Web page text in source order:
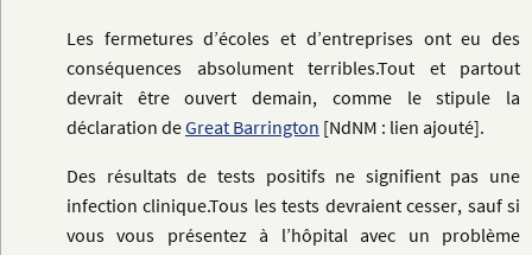
Les fermetures d’écoles et d’entreprises ont eu des
conséquences absolument terribles.Tout et partout
devrait être ouvert demain, comme le stipule la
déclaration deGreat Barrington [NdNM : lien ajouté].
Des résultats de tests positifs ne signifient pas une
infection clinique.Tous les tests devraient cesser, sauf si
vous vous présentez à l’hôpital avec un problème